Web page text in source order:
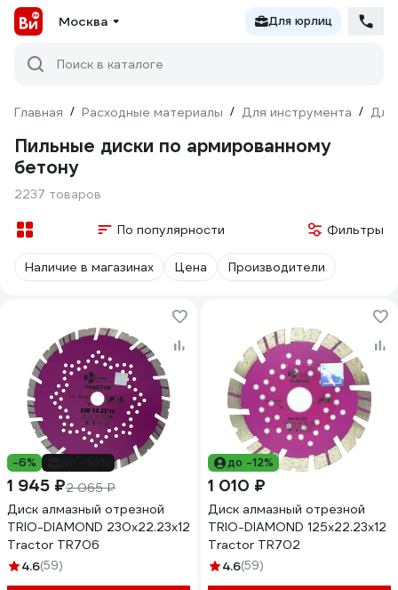
Москва Для юрлиц
Поиск в каталоге
Главная / Расходные материалы / Для инструмента / Для
Пильные диски по армированному
бетону
2237 товаров
По популярности Фильтры
Наличие в магазинах Цена Производители
-6%
1 945 ₽2 065 ₽
Диск алмазный отрезной
TRIO-DIAMOND 230x22.23x12
Tractor TR706
4.6(59)
до -12%
1 010 ₽
Диск алмазный отрезной
TRIO-DIAMOND 125x22.23x12
Tractor TR702
4.6(59)